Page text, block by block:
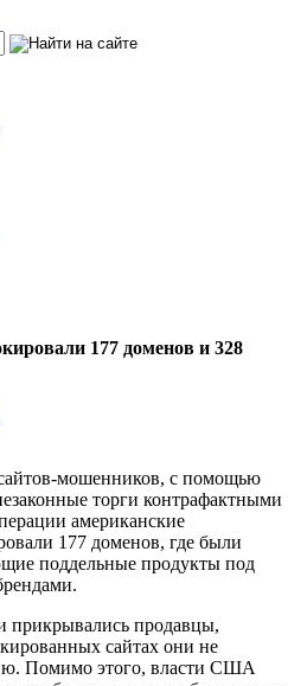
177 доменов и 328
мошенников, с помощью
торги контрафактными
американские
177 доменов, где были
поддельные продукты под
продавцы,
сайтах они не
Помимо этого, власти США